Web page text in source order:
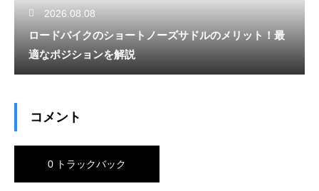
2026.08.08
ロードバイクのショートノーズサドルのメリット！最
適なポジションを解説
コメント
0 トラックバック